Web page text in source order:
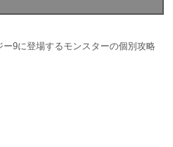
9に登場するモンスターの個別攻略